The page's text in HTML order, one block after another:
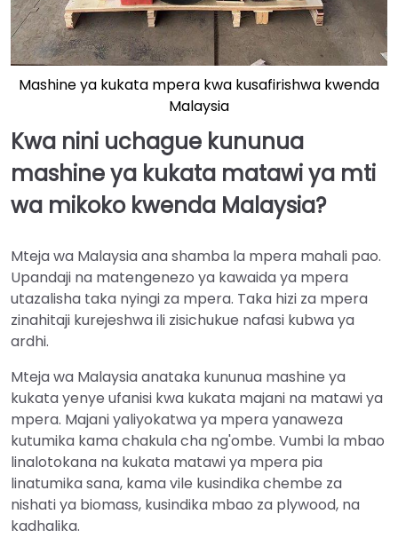
Mashine ya kukata mpera kwa kusafirishwa kwenda
Malaysia
Kwa nini uchague kununua
mashine ya kukata matawi ya mti
wa mikoko kwenda Malaysia?
Mteja wa Malaysia ana shamba la mpera mahali pao.
Upandaji na matengenezo ya kawaida ya mpera
utazalisha taka nyingi za mpera. Taka hizi za mpera
zinahitaji kurejeshwa ili zisichukue nafasi kubwa ya
ardhi.
Mteja wa Malaysia anataka kununua mashine ya
kukata yenye ufanisi kwa kukata majani na matawi ya
mpera. Majani yaliyokatwa ya mpera yanaweza
kutumika kama chakula cha ng'ombe. Vumbi la mbao
linalotokana na kukata matawi ya mpera pia
linatumika sana, kama vile kusindika chembe za
nishati ya biomass, kusindika mbao za plywood, na
kadhalika.